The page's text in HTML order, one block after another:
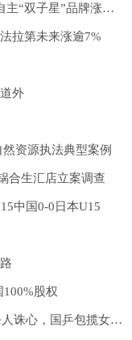
广汽集团8月新能源车销量增幅超六成 自主“双子星”品牌涨势强劲
拉第未来涨逾7%
外
资源执法典型案例
合生汇店立案调查
中国0-0日本U15
股权
3-1！伊藤状态出色仍被逆转，王艺迪杀人诛心，国乒包揽女单四强